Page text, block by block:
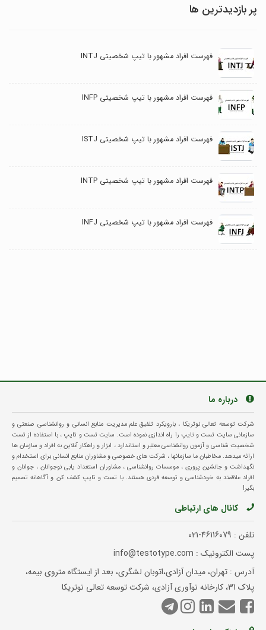
پر بازدیدترین ها
فهرست افراد مشهور با تیپ شخصیتی INTJ
فهرست افراد مشهور با تیپ شخصیتی INFP
فهرست افراد مشهور با تیپ شخصیتی ISTJ
فهرست افراد مشهور با تیپ شخصیتی INTP
فهرست افراد مشهور با تیپ شخصیتی INFJ
درباره ما
شرکت توسعه تعالی نوتریکا ، بارویکرد تلفیق علم مدیریت منابع انسانی و روانشناسی صنعتی و
سازمانی سایت تست و تایپ را راه اندازی نموده است. سایت تست و تایپ ، با استفاده از تست
شخصیت شناسی و آزمون روانشناسی معتبر و استاندارد ، ابزار و راهکار آنلاین به افراد و سازمان ها
ارائه میدهد. مخاطبان ما سازمانها ، شرکت های خصوصی و مشاوران منابع انسانی برای استخدام و
نگهداشت و جانشین پروری ، موسسات روانشناسی ، مشاوران استعداد یابی نوجوانان ، جوانان و
افراد علاقمند به خودشناسی و توسعه فردی هستند. با تست و تایپ کشف کن و آگاهانه تصمیم
بگیر!
کانال های ارتباطی
تلفن : 021-46116079
پست الکترونیک : info@testotype.com
آدرس : تهران، میدان آزادی،اتوبان لشگری، بعد از ایستگاه متروی بیمه،
پلاک 31، کارخانه نوآوری آزادی، شرکت توسعه تعالی نوتریکا